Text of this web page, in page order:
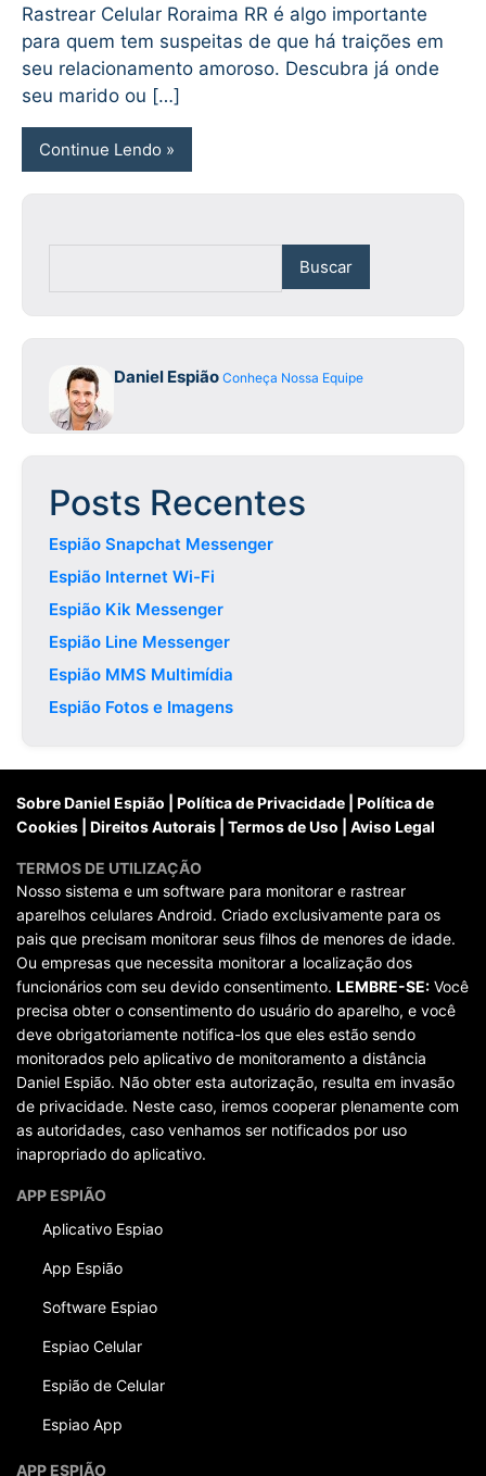
Espião
comments
Rastrear Celular Roraima RR é algo importante
para quem tem suspeitas de que há traições em
seu relacionamento amoroso. Descubra já onde
seu marido ou […]
Continue Lendo
Buscar
Daniel Espião Conheça Nossa Equipe
Posts Recentes
Espião Snapchat Messenger
Espião Internet Wi-Fi
Espião Kik Messenger
Espião Line Messenger
Espião MMS Multimídia
Espião Fotos e Imagens
Sobre Daniel Espião Política de Privacidade
Política de
Cookies
Direitos Autorais Termos de Uso Aviso Legal
TERMOS DE UTILIZAÇÃO
Nosso sistema e um software para monitorar e rastrear
aparelhos celulares Android. Criado exclusivamente para os
pais que precisam monitorar seus filhos de menores de idade.
Ou empresas que necessita monitorar a localização dos
funcionários com seu devido consentimento. LEMBRE-SE: Você
precisa obter o consentimento do usuário do aparelho, e você
deve obrigatoriamente notifica-los que eles estão sendo
monitorados pelo aplicativo de monitoramento a distância
Daniel Espião. Não obter esta autorização, resulta em invasão
de privacidade. Neste caso, iremos cooperar plenamente com
as autoridades, caso venhamos ser notificados por uso
inapropriado do aplicativo.
APP ESPIÃO
Aplicativo Espiao
App Espião
Software Espiao
Espiao Celular
Espião de Celular
Espiao App
APP ESPIÃO